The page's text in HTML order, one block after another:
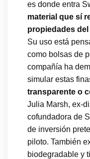
es donde entra
material que sí
propiedades
Su uso está
como bolsas de
compañía ha
simular estas
transparente o
Julia Marsh, ex-
cofundadora de
de inversión
piloto. También
biodegradable y